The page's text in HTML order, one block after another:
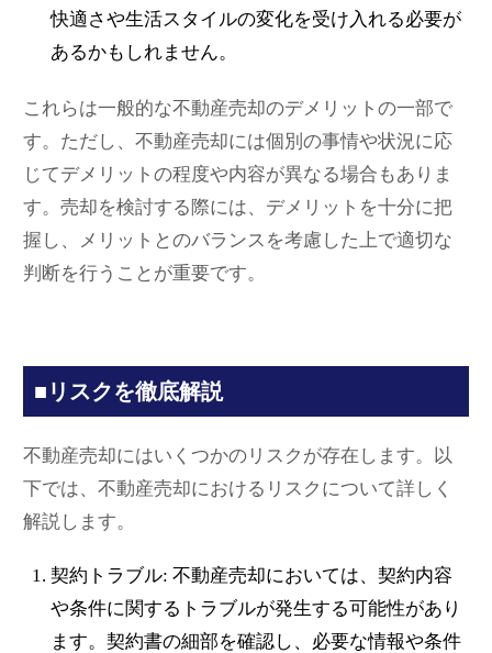
快適さや生活スタイルの変化を受け入れる必要が
あるかもしれません。
これらは一般的な不動産売却のデメリットの一部で
す。ただし、不動産売却には個別の事情や状況に応
じてデメリットの程度や内容が異なる場合もありま
す。売却を検討する際には、デメリットを十分に把
握し、メリットとのバランスを考慮した上で適切な
判断を行うことが重要です。
■リスクを徹底解説
不動産売却にはいくつかのリスクが存在します。以
下では、不動産売却におけるリスクについて詳しく
解説します。
契約トラブル: 不動産売却においては、契約内容
や条件に関するトラブルが発生する可能性があり
ます。契約書の細部を確認し、必要な情報や条件